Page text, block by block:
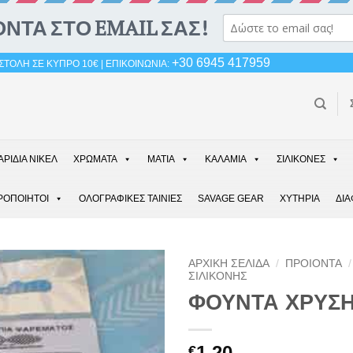
ΣΕ ΚΥΠΡΟ 10€ | ΕΠΙΚΟΙΝΩΝΙΑ: +30 6945 417959
ΝΙΚΕΛ ΧΡΩΜΑΤΑ ΜΑΤΙΑ ΚΑΛΑΜΙΑ ΣΙΛΙΚΟΝΕΣ
ΟΛΟΓΡΑΦΙΚΕΣ ΤΑΙΝΙΕΣ SAVAGE GEAR ΧΥΤΗΡΙΑ
ΑΡΧΙΚΉ ΣΕΛΊΔΑ / ΠΡΟΙΟΝΤΑ /
ΣΙΛΙΚΟΝΗΣ
ΦΟΥΝΤΑ